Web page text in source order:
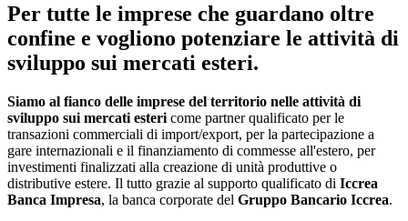
Per tutte le imprese che guardano oltre
confine e vogliono potenziare le attività di
sviluppo sui mercati esteri.
Siamo al fianco delle imprese del territorio nelle attività di
sviluppo sui mercati esteri come partner qualificato per le
transazioni commerciali di import/export, per la partecipazione a
gare internazionali e il finanziamento di commesse all'estero, per
investimenti finalizzati alla creazione di unità produttive o
distributive estere. Il tutto grazie al supporto qualificato di Iccrea
Banca Impresa, la banca corporate del Gruppo Bancario Iccrea.